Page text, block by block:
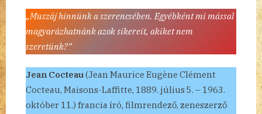
„Muszáj hinnünk a szerencsében. Egyébként mi mással
magyarázhatnánk azok sikereit, akiket nem
szeretünk?”
Jean Cocteau(Jean Maurice Eugène Clément
Cocteau, Maisons-Laffitte, 1889. július 5. – 1963.
október 11.) francia író, filmrendező, zeneszerző